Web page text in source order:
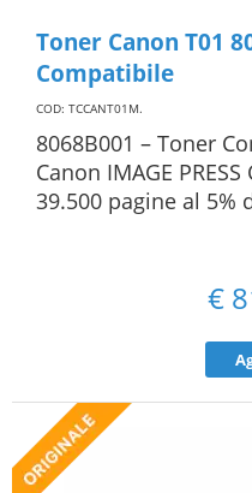
Toner Canon T01
Compatibile
COD: TCCANT01M.
8068B001 – Toner
Canon IMAGE
39.500 pagine al 5%
€